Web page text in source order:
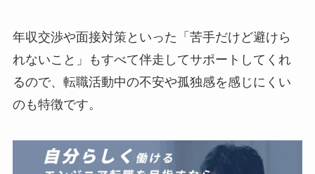
年収交渉や面接対策といった「苦手だけど避けら
れないこと」もすべて伴走してサポートしてくれ
るので、転職活動中の不安や孤独感を感じにくい
のも特徴です。